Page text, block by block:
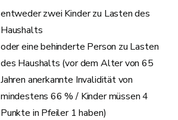
entweder zwei Kinder zu Lasten des
Haushalts
oder eine behinderte Person zu Lasten
des Haushalts (vor dem Alter von 65
Jahren anerkannte Invalidität von
mindestens 66 % / Kinder müssen 4
Punkte in Pfeiler 1 haben)